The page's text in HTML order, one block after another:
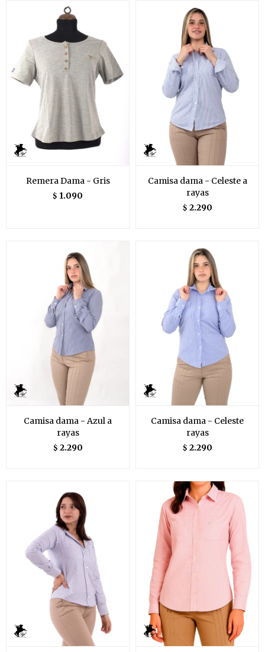
Remera Dama - Gris
$ 1.090
Camisa dama - Celeste a
rayas
$ 2.290
Camisa dama - Azul a
rayas
$ 2.290
Camisa dama - Celeste
rayas
$ 2.290